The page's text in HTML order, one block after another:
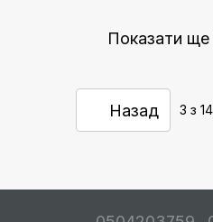
Показати ще
Назад 3 з 14